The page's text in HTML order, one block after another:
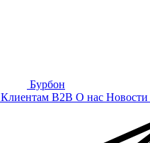
Бурбон
Клиентам B2B О нас Новости